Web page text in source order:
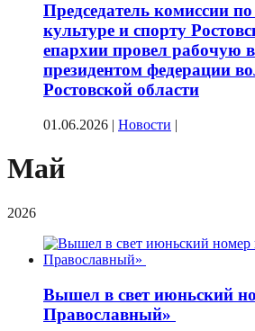
Председатель комиссии
культуре и спорту
епархии провел рабочую
президентом федерации
Ростовской области
01.06.2026 | Новости |
Май
2026
Вышел в свет июньский
Православный»